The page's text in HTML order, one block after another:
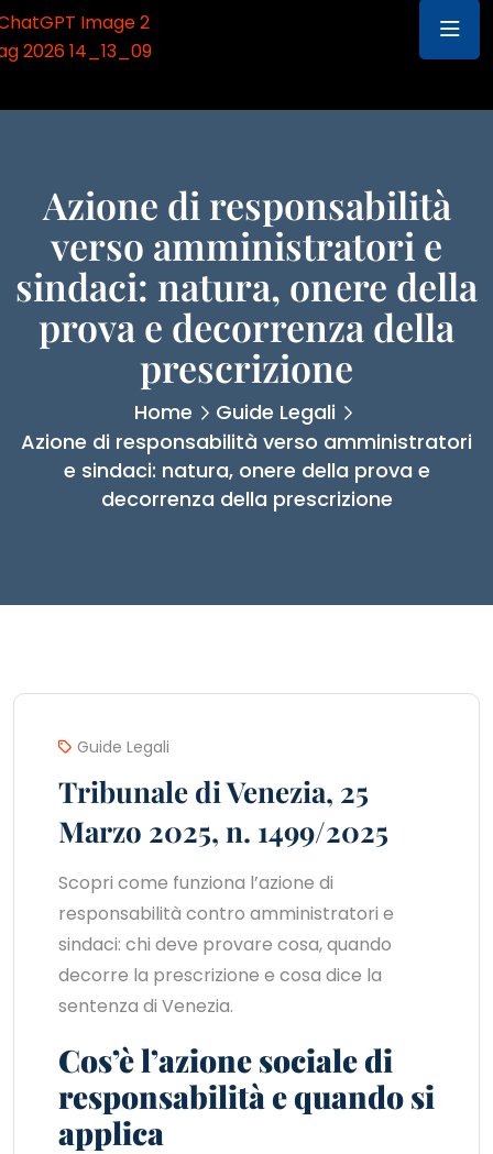
Azione di responsabilità
verso amministratori e
sindaci: natura, onere della
prova e decorrenza della
prescrizione
Home
Guide Legali
Azione di responsabilità verso amministratori
e sindaci: natura, onere della prova e
decorrenza della prescrizione
Guide Legali
Tribunale di Venezia, 25
Marzo 2025, n. 1499/2025
Scopri come funziona l’azione di
responsabilità contro amministratori e
sindaci: chi deve provare cosa, quando
decorre la prescrizione e cosa dice la
sentenza di Venezia.
Cos’è l’azione sociale di
responsabilità e quando si
applica